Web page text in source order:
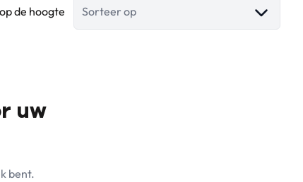
de hoogte Sorteer op
uw
bent.